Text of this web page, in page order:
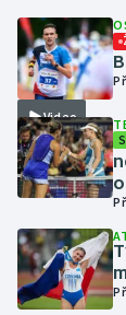
Lezení
Lyže a
Moderní
Motorsport
Olympijské
Parasport
Video